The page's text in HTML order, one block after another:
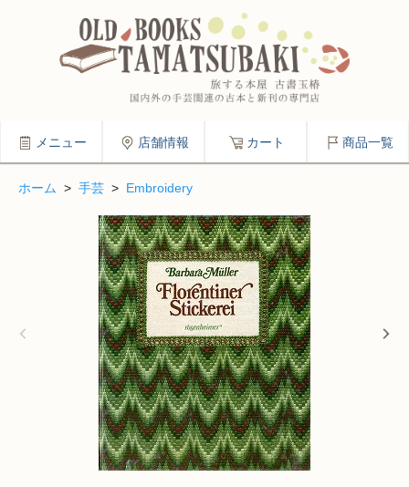
メニュー 店舗情報 カート 商品一覧
ホーム > 手芸 > Embroidery